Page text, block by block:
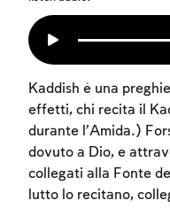
Kaddish è una
effetti, chi recita il
durante l’Amida.)
dovuto a Dio, e
collegati alla Fonte
lutto lo recitano,